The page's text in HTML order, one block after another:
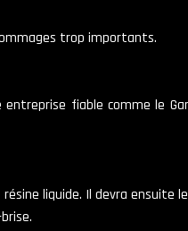
trop importants.
fiable comme le
liquide. Il devra ensuite